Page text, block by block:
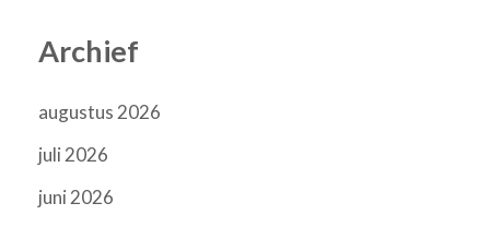
Archief
augustus 2026
juli 2026
juni 2026